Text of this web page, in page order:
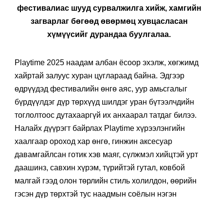
фестивалиас шууд сурвалжилга хийж, хамгийн
загварлаг бөгөөд өвөрмөц хувцасласан
хүмүүсийг дурандаа буулгалаа.
Playtime 2025 наадам албан ёсоор эхэлж, хөгжимд
хайртай залуус хуран цуглараад байна. Эдгээр
өдрүүдэд фестивалийн өнгө аяс, уур амьсгалыг
бүрдүүлдэг дүр төрхүүд шилдэг уран бүтээлчдийн
тоглолтоос дутахааргүй их анхаарал татдаг билээ.
Налайх дүүрэгт байрлах Playtime хүрээлэнгийн
хаалгаар ороход хар өнгө, гинжин аксесуар
давамгайлсан готик хэв маяг, сүлжмэл хийцтэй урт
даашинз, савхин хүрэм, түрийтэй гутал, ковбой
малгай гээд олон төрлийн стиль холилдон, өөрийн
гэсэн дүр төрхтэй тус наадмын соёлын нэгэн